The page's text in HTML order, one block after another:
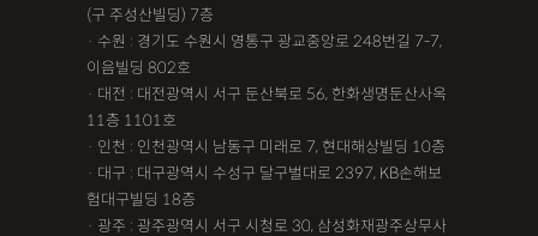
(구 주성산빌딩) 7층
· 수원 : 경기도 수원시 영통구 광교중앙로 248번길 7-7,
이음빌딩 802호
· 대전 : 대전광역시 서구 둔산북로 56, 한화생명둔산사옥
11층 1101호
· 인천 : 인천광역시 남동구 미래로 7, 현대해상빌딩 10층
· 대구 : 대구광역시 수성구 달구벌대로 2397, KB손해보
험대구빌딩 18층
· 광주 : 광주광역시 서구 시청로 30, 삼성화재광주상무사